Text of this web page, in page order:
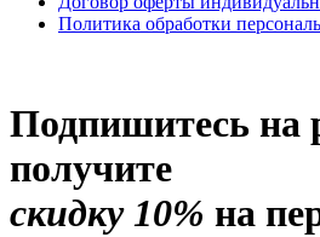
Политика обработки
Подпишитесь на
получите
скидку 10% на